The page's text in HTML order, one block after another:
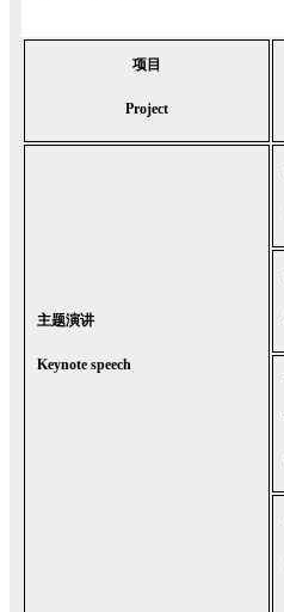
项目
Project
主题演讲
Keynote speech